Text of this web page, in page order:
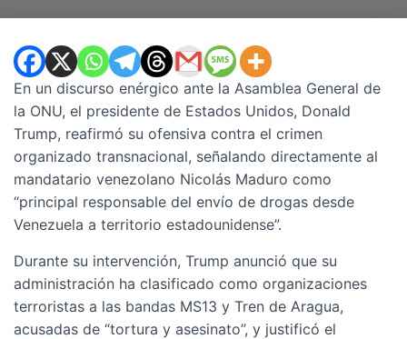
En un discurso enérgico ante la Asamblea General de
la ONU, el presidente de Estados Unidos, Donald
Trump, reafirmó su ofensiva contra el crimen
organizado transnacional, señalando directamente al
mandatario venezolano Nicolás Maduro como
“principal responsable del envío de drogas desde
Venezuela a territorio estadounidense”.
Durante su intervención, Trump anunció que su
administración ha clasificado como organizaciones
terroristas a las bandas MS13 y Tren de Aragua,
acusadas de “tortura y asesinato”, y justificó el